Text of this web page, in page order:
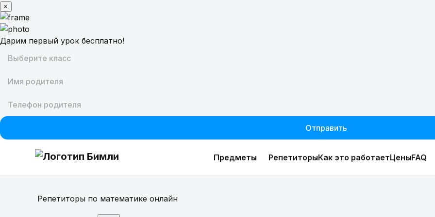
×
Дарим первый урок бесплатно!
Отправить
Предметы РепетиторыКак это работаетЦеныFAQ
Репетиторы по математике онлайн